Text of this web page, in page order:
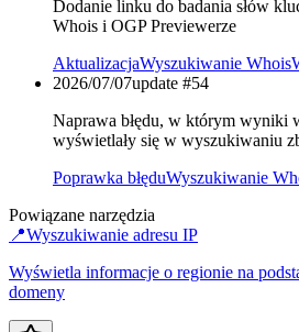
Dodanie linku do badania słów
Whois i OGP Previewerze
AktualizacjaWyszukiwanie Whois
2026/07/07update #54
Naprawa błędu, w którym wyniki
wyświetlały się w wyszukiwaniu
Poprawka błęduWyszukiwanie
Powiązane narzędzia
📍Wyszukiwanie adresu IP
Wyświetla informacje o regionie na
domeny